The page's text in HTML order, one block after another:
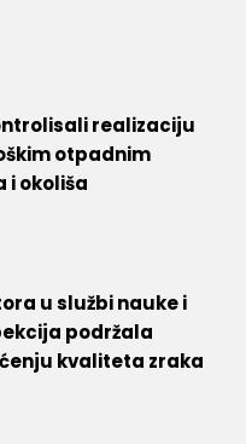
realizaciju
otpadnim
i okoliša
u službi nauke i
podržala
kvaliteta zraka